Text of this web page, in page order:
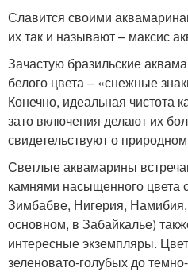
Славится своими
их так и называют – максис
Зачастую бразильские
белого цвета – «снежные
Конечно, идеальная чистота
зато включения делают их
свидетельствуют о
Светлые аквамарины
камнями насыщенного цвета
Зимбабве, Нигерия,
основном, в Забайкалье)
интересные экземпляры.
зеленовато-голубых до